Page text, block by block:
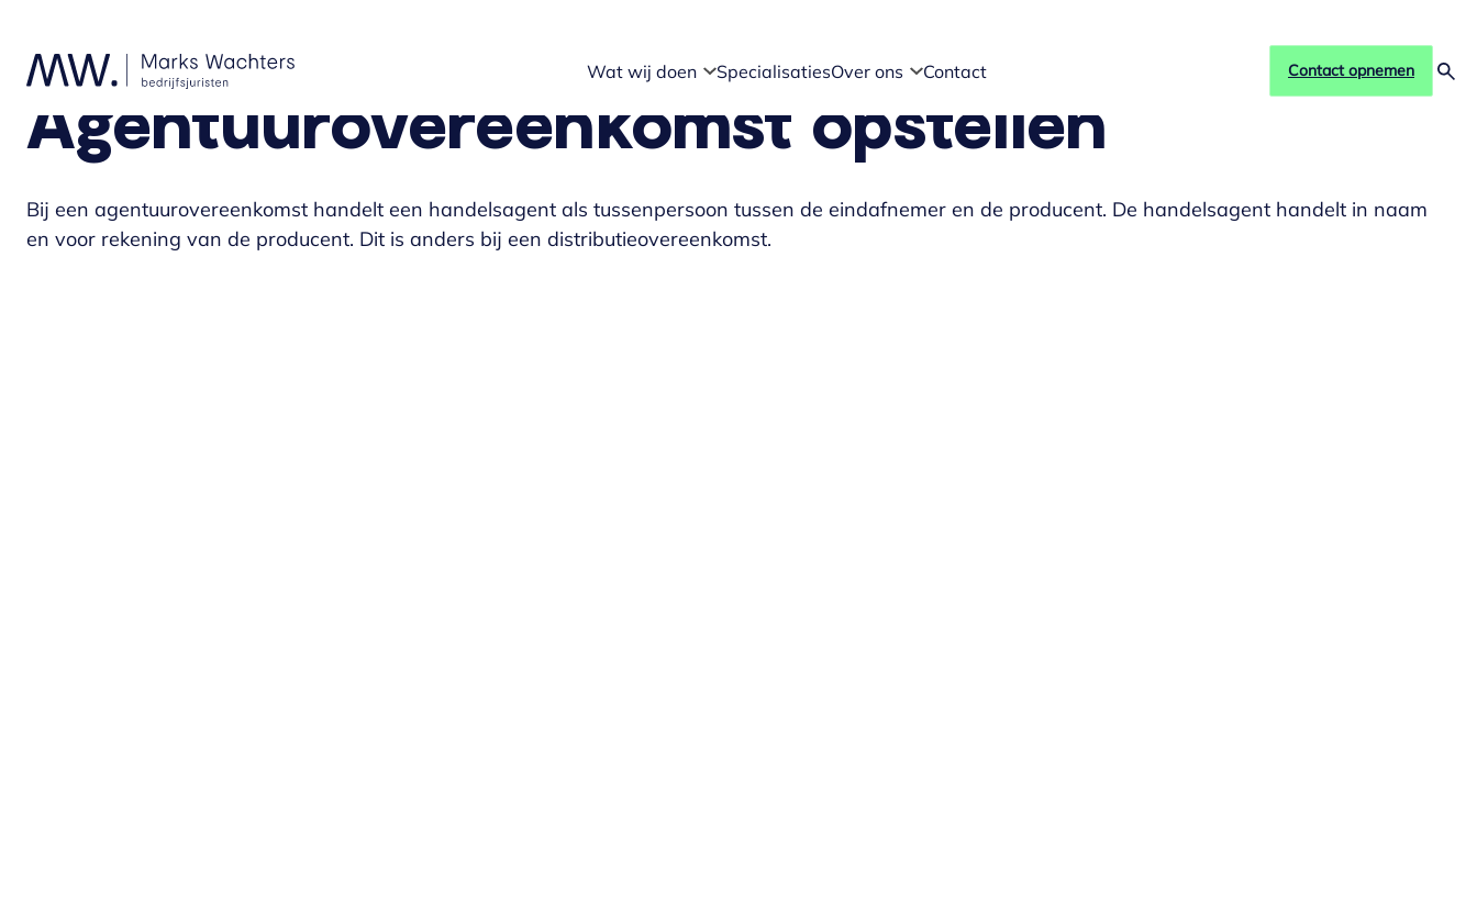
Wat wij doen
Overeenkomsten
SpecialisatiesOver ons
Over ons
Contact Contact opnemen
Agentuurovereenkomst opstellen
Bij een agentuurovereenkomst handelt een handelsagent als tussenpersoon tussen de eindafnemer en de producent. De handelsagent handelt in naam
en voor rekening van de producent. Dit is anders bij een distributieovereenkomst.